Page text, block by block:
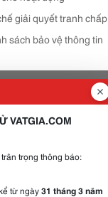
giải quyết tranh chấp
sách bảo vệ thông tin
VATGIA.COM
trọng thông báo:
từ ngày31 tháng 3 năm